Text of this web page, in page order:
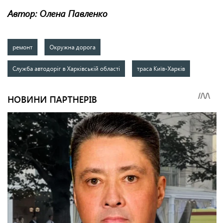
Автор: Олена Павленко
ремонт Окружна дорога
Служба автодоріг в Харківській області траса Київ-Харків